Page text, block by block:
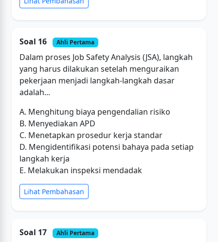
Soal 16 Ahli Pertama
Dalam proses Job Safety Analysis (JSA), langkah
yang harus dilakukan setelah menguraikan
pekerjaan menjadi langkah-langkah dasar
adalah...
A. Menghitung biaya pengendalian risiko
B. Menyediakan APD
C. Menetapkan prosedur kerja standar
D. Mengidentifikasi potensi bahaya pada setiap
langkah kerja
E. Melakukan inspeksi mendadak
Lihat Pembahasan
Soal 17 Ahli Pertama